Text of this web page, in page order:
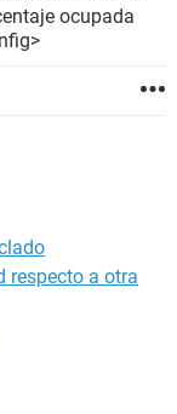
ocupada
respecto a otra